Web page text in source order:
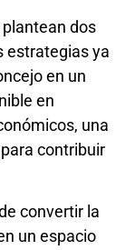
dos
estrategias ya
en un
en
una
contribuir
convertir la
un espacio